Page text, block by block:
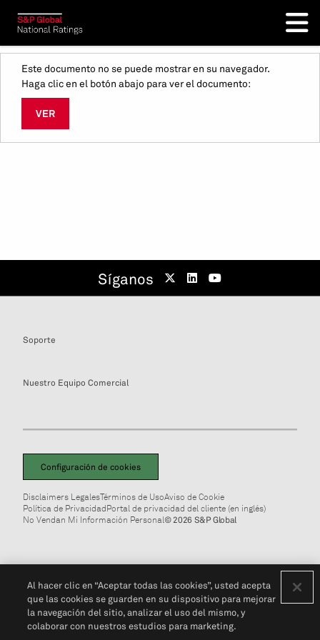
Este documento no se puede mostrar en su navegador.
Haga clic en el botón abajo para ver el documento:
VER
Síganos
Soporte
Nuestro Equipo Comercial
Configuración de cookies
Disclaimers LegalesTérminos de UsoAviso de Cookie
Política de PrivacidadPortal de privacidad del cliente (en inglés)
No Vendan Mi Información Personal© 2026 S&P Global
Al hacer clic en “Aceptar todas las cookies”, usted acepta
que las cookies se guarden en su dispositivo para mejorar
la navegación del sitio, analizar el uso del mismo, y
colaborar con nuestros estudios para marketing.